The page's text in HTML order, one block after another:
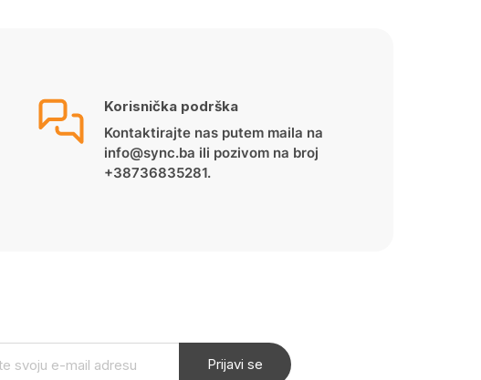
Korisnička podrška
Kontaktirajte nas putem maila na
info@sync.ba ili pozivom na broj
+38736835281.
Prijavi se